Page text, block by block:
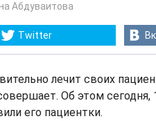
Абдуваитова
Twitter
лечит своих
Об этом сегодня,
его пациентки.